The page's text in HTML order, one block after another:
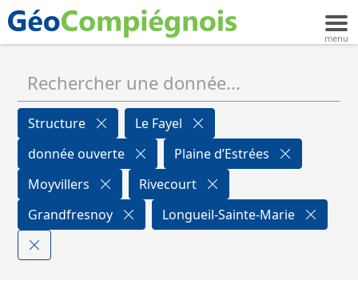
Structure
Le Fayel
donnée ouverte
Plaine d’Estrées
Moyvillers
Rivecourt
Grandfresnoy
Longueil-Sainte-Marie